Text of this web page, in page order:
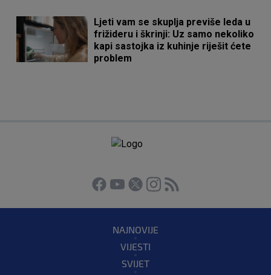
Ljeti vam se skuplja previše leda u
frižideru i škrinji: Uz samo nekoliko
kapi sastojka iz kuhinje riješit ćete
problem
NAJNOVIJE
VIJESTI
SVIJET